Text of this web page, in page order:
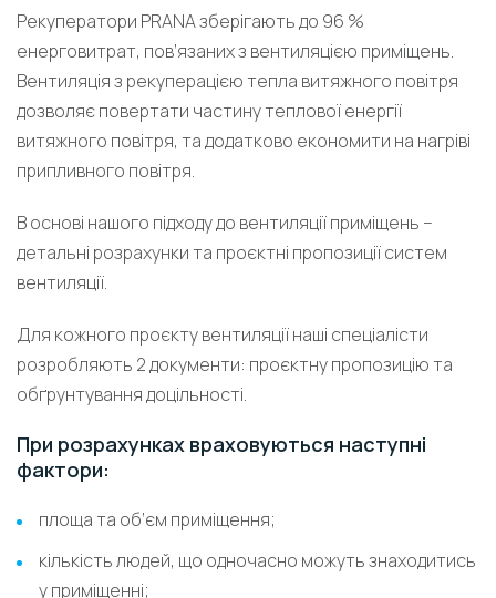
Рекуператори PRANA зберігають до 96 %
енерговитрат, пов’язаних з вентиляцією приміщень.
Вентиляція з рекуперацією тепла витяжного повітря
дозволяє повертати частину теплової енергії
витяжного повітря, та додатково економити на нагріві
припливного повітря.
В основі нашого підходу до вентиляції приміщень –
детальні розрахунки та проєктні пропозиції систем
вентиляції.
Для кожного проєкту вентиляції наші спеціалісти
розробляють 2 документи: проєктну пропозицію та
обґрунтування доцільності.
При розрахунках враховуються наступні
фактори:
площа та об’єм приміщення;
кількість людей, що одночасно можуть знаходитись
у приміщенні;